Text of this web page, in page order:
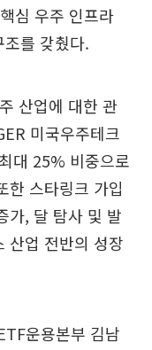
심 우주 인프라
를 갖췄다.
산업에 대한 관
미국우주테크
대 25% 비중으로
한 스타링크 가입
가, 달 탐사 및 발
산업 전반의 성장
운용본부 김남